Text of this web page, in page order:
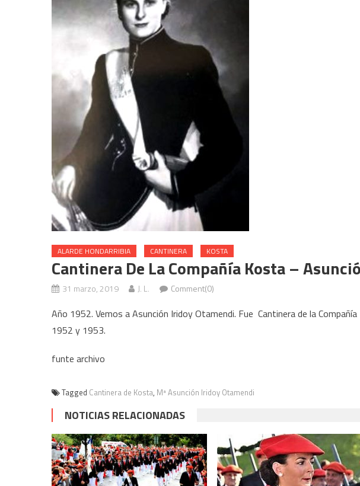
ALARDE HONDARRIBIA CANTINERA KOSTA
Cantinera De La Compañía Kosta –
31 marzo, 2019 J. L. Comment(0)
Año 1952. Vemos a Asunción Iridoy Otamendi. Fue Cantinera de la
1952 y 1953.
funte archivo
Tagged Cantinera de Kosta, Mª Asunción Iridoy Otamendi
NOTICIAS RELACIONADAS